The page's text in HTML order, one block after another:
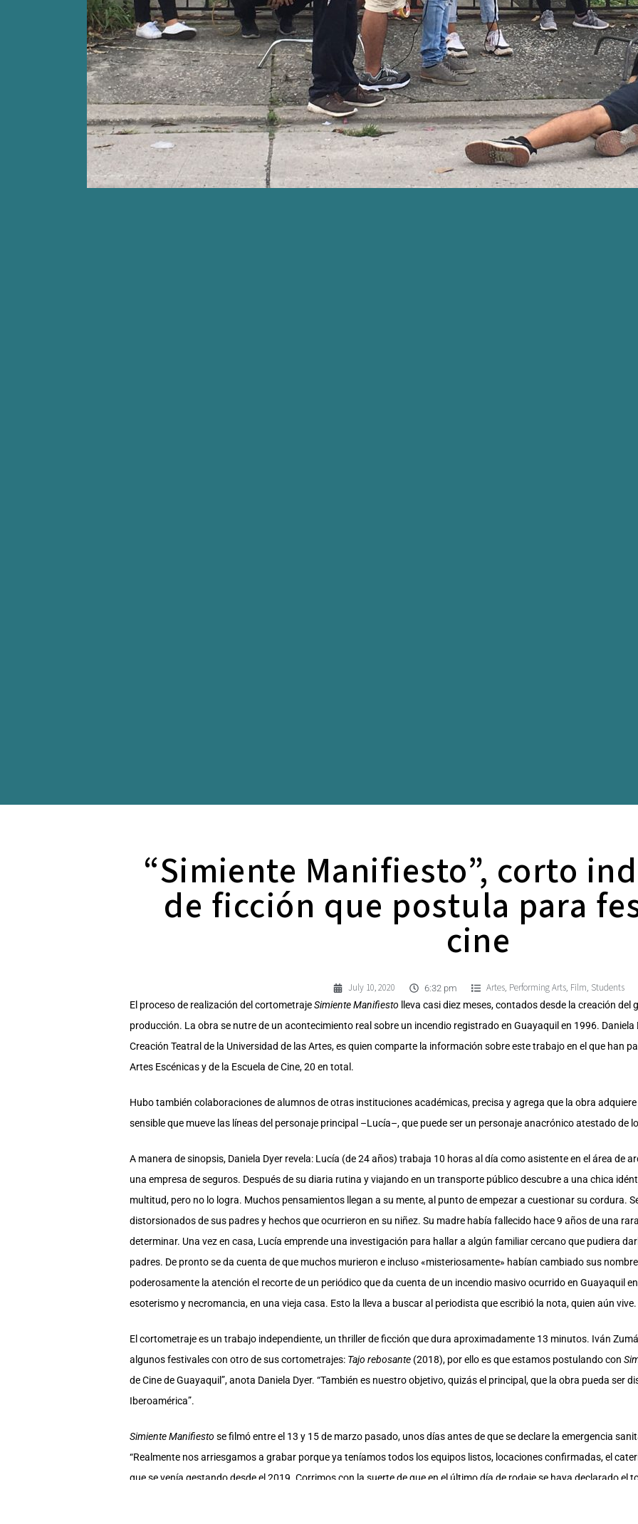
“Simiente Manifiesto”, corto
de ficción que postula para
cine
July 10, 2020 6:32 pm Artes, Performing Arts, Film, Students
El proceso de realización del cortometrajeSimiente Manifiesto lleva casi diez meses, contados desde la creación
producción. La obra se nutre de un acontecimiento real sobre un incendio registrado en Guayaquil en 1996.
Creación Teatral de la Universidad de las Artes, es quien comparte la información sobre este trabajo en el que han
Artes Escénicas y de la Escuela de Cine, 20 en total.
Hubo también colaboraciones de alumnos de otras instituciones académicas, precisa y agrega que la obra
sensible que mueve las líneas del personaje principal –Lucía–, que puede ser un personaje anacrónico atestado de
A manera de sinopsis, Daniela Dyer revela: Lucía (de 24 años) trabaja 10 horas al día como asistente en el área de
una empresa de seguros. Después de su diaria rutina y viajando en un transporte público descubre a una chica
multitud, pero no lo logra. Muchos pensamientos llegan a su mente, al punto de empezar a cuestionar su cordura.
distorsionados de sus padres y hechos que ocurrieron en su niñez. Su madre había fallecido hace 9 años de una
determinar. Una vez en casa, Lucía emprende una investigación para hallar a algún familiar cercano que pudiera
padres. De pronto se da cuenta de que muchos murieron e incluso «misteriosamente» habían cambiado sus
poderosamente la atención el recorte de un periódico que da cuenta de un incendio masivo ocurrido en Guayaquil
esoterismo y necromancia, en una vieja casa. Esto la lleva a buscar al periodista que escribió la nota, quien aún vive.
El cortometraje es un trabajo independiente, un thriller de ficción que dura aproximadamente 13 minutos. Iván
algunos festivales con otro de sus cortometrajes: Tajo rebosante (2018), por ello es que estamos postulando con
de Cine de Guayaquil”, anota Daniela Dyer. “También es nuestro objetivo, quizás el principal, que la obra pueda ser
Iberoamérica”.
Simiente Manifiesto se filmó entre el 13 y 15 de marzo pasado, unos días antes de que se declare la emergencia
“Realmente nos arriesgamos a grabar porque ya teníamos todos los equipos listos, locaciones confirmadas, el
que se venía gestando desde el 2019. Corrimos con la suerte de que en el último día de rodaje se haya declarado el